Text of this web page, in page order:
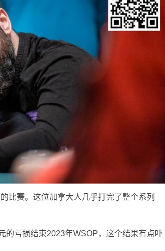
比赛。这位加拿大人几乎打完了整个系列
的亏损结束2023年WSOP，这个结果有点吓